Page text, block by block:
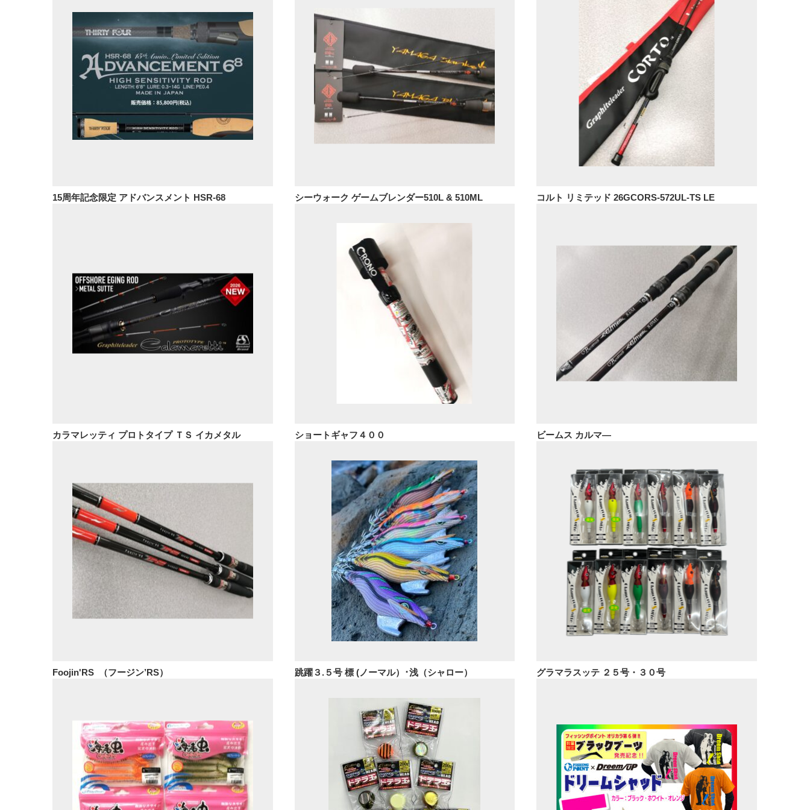
15周年記念限定 アドバンスメント HSR-68 シーウォーク ゲームブレンダー510L & 510ML コルト リミテッド 26GCORS-572UL-TS LE
カラマレッティ プロトタイプ ＴＳ イカメタル ショートギャフ４００ ビームス カルマ―
Foojin'RS （フージン’RS） 跳躍３.５号 標 (ノーマル）･浅（シャロー） グラマラスッテ ２５号・３０号